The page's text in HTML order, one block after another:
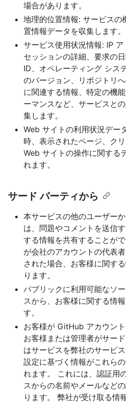
場合があります。
地理的位置情報: サービスの
置情報データを収集します。
サービス使用状況情報: IP ア
セッションの詳細、要求の
ID、オペレーティング シス
のバージョン、リポジトリ
に関連する情報、特定の機
ーマンスなど、サービスと
集します。
Web サイトの利用状況デー
時、表示されたページ、ク
Web サイトの操作に関する
れます。
サード パーティから
本サービスの他のユーザー
は、問題やコメントを送信
する情報を共有することが
が会社のアカウントの代表
された場合、お客様に関す
ります。
パブリックに利用可能なソ
スから、お客様に関する情
す。
お客様が GitHub アカウン
お客様または管理者がサー
はサービスを弊社のサービ
設定に基づく情報がこれら
れます。 これには、認証用
スからの名前やメールなど
ります。 弊社が受け取る情